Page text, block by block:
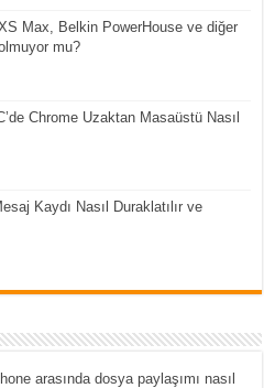
Max, Belkin PowerHouse ve diğer
mu?
Chrome Uzaktan Masaüstü Nasıl
Kaydı Nasıl Duraklatılır ve
arasında dosya paylaşımı nasıl